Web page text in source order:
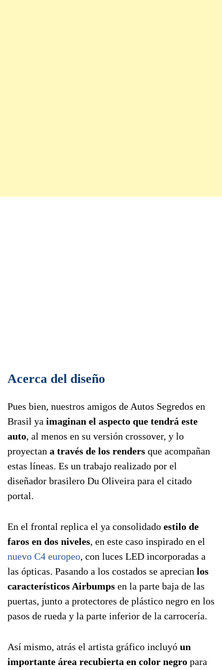
Acerca del diseño
Pues bien, nuestros amigos de Autos Segredos en
Brasil ya imaginan el aspecto que tendrá este
auto, al menos en su versión crossover, y lo
proyectan a través de los renders que acompañan
estas líneas. Es un trabajo realizado por el
diseñador brasilero Du Oliveira para el citado
portal.
En el frontal replica el ya consolidado estilo de
faros en dos niveles, en este caso inspirado en el
nuevo C4 europeo, con luces LED incorporadas a
las ópticas. Pasando a los costados se aprecian los
característicos Airbumps en la parte baja de las
puertas, junto a protectores de plástico negro en los
pasos de rueda y la parte inferior de la carrocería.
Así mismo, atrás el artista gráfico incluyó un
importante área recubierta en color negro para